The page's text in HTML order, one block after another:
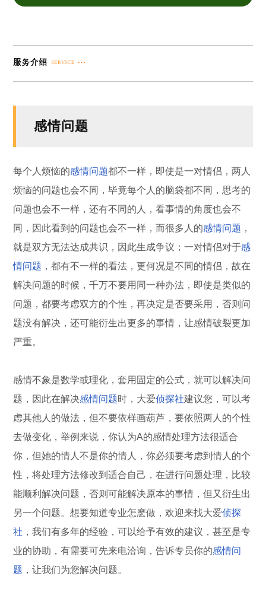
感情问题
每个人烦恼的感情问题都不一样，即使是一对情侣，两人
烦恼的问题也会不同，毕竟每个人的脑袋都不同，思考的
问题也会不一样，还有不同的人，看事情的角度也会不
同，因此看到的问题也会不一样，而很多人的感情问题 ，
就是双方无法达成共识，因此生成争议；一对情侣对于感
情问题 ，都有不一样的看法，更何况是不同的情侣，故在
解决问题的时候，千万不要用同一种办法，即使是类似的
问题，都要考虑双方的个性，再决定是否要采用，否则问
题没有解决，还可能衍生出更多的事情，让感情破裂更加
严重。
感情不象是数学或理化，套用固定的公式，就可以解决问
题，因此在解决感情问题时，大爱侦探社建议您，可以考
虑其他人的做法，但不要依样画葫芦，要依照两人的个性
去做变化，举例来说，你认为A的感情处理方法很适合
你，但她的情人不是你的情人，你必须要考虑到情人的个
性，将处理方法修改到适合自己，在进行问题处理，比较
能顺利解决问题，否则可能解决原本的事情，但又衍生出
另一个问题。想要知道专业怎麽做，欢迎来找大爱侦探
社 ，我们有多年的经验，可以给予有效的建议，甚至是专
业的协助，有需要可先来电洽询，告诉专员你的感情问
题 ，让我们为您解决问题。